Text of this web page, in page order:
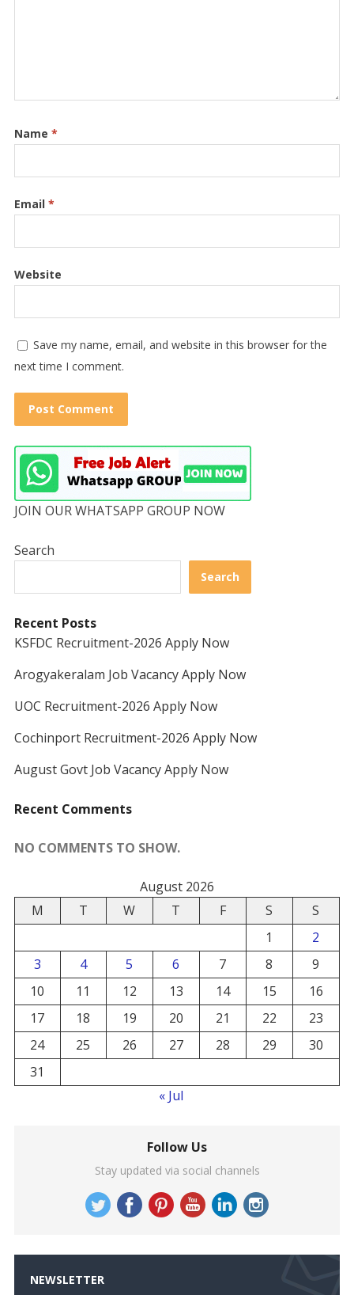
Name *
Email *
Website
Save my name, email, and website in this browser for the
next time I comment.
JOIN OUR WHATSAPP GROUP NOW
Search
Search
Recent Posts
KSFDC Recruitment-2026 Apply Now
Arogyakeralam Job Vacancy Apply Now
UOC Recruitment-2026 Apply Now
Cochinport Recruitment-2026 Apply Now
August Govt Job Vacancy Apply Now
Recent Comments
NO COMMENTS TO SHOW.
August 2026
M
T W T F S
S
1
2
3
4 5 6 7 8
9
10
11 12 13 14 15
16
17
18 19 20 21 22
23
24
25 26 27 28 29
30
31
« Jul
Follow Us
Stay updated via social channels
NEWSLETTER